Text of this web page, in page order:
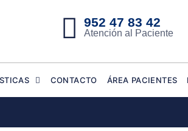
952 47 83 42
Atención al Paciente
CONTACTO ÁREA PACIENTES